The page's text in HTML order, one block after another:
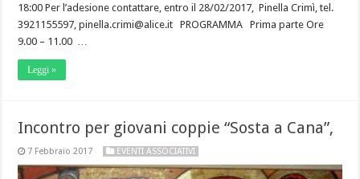
18:00 Per l’adesione contattare, entro il 28/02/2017, Pinella Crimì, tel.
3921155597, pinella.crimi@alice.it PROGRAMMA Prima parte Ore
9.00 – 11.00 …
Leggi »
Incontro per giovani coppie “Sosta a Cana”,
7 Febbraio 2017 EVENTI ASSOCIATIVI